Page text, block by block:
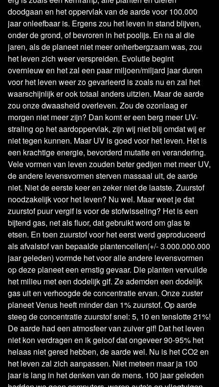
Lees verder
doodgaan en het oppervlak van de aarde voor 100.000
jaar onleefbaar is. Ergens zou het leven in stand blijven,
onder de grond, of bevroren in het poolijs. En na al die
jaren, als de planeet niet meer onherbergzaam was, zou
het leven zich weer verspreiden. Evolutie begint
overnieuw en het zal een paar miljoen/miljard jaar duren
voor het leven weer zo gevarieerd is zoals nu en zal het
waarschijnlijk er ook totaal anders uitzien. Maar de aarde
zou onze dwaasheid overleven. Zou de ozonlaag er
morgen niet meer zijn? Dan komt er een berg meer UV-
straling op het aardoppervlak, zijn wij niet blij omdat wij er
niet tegen kunnen. Maar UV is goed voor het leven. Het is
een krachtige energie, bevorderd mutatie en verandering.
Vele vormen van leven zouden beter gedijen met meer UV,
de andere levensvormen sterven massaal uit, de aarde
niet. Niet de eerste keer en zeker niet de laatste. Zuurstof
noodzakelijk voor het leven? Nu wel. Maar weet je dat
zuurstof puur vergif is voor de stofwisseling? Het is een
bijtend gas, net als fluor, dat gebruikt word om glas te
etsen. En toen zuurstof voor het eerst werd geproduceerd
als afvalstof van bepaalde plantencellen(+/- 3.000.000.000
jaar geleden) vormde het voor alle andere levensvormen
op deze planeet een ernstig gevaar. Die planten vervuilde
het milieu met een dodelijk gif. Ze ademden een dodelijk
gas uit en verhoogde de concentratie ervan. Onze zuster
planeet Venus heeft minder dan 1% zuurstof. Op aarde
steeg de concentratie zuurstof snel: 5, 10 en tenslotte 21%!
De aarde had een atmosfeer van zuiver gif! Dat het leven
niet kon verdragen en ik geloof dat ongeveer 90-95% het
helaas niet gered hebben, de aarde wel. Nu is het CO2 en
het leven zal zich aanpassen. Niet meteen maar ja 100
jaar is lang in het denken van de mens. 100 jaar geleden